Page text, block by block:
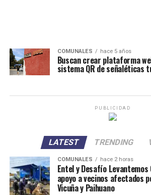
COMUNALES hace 5 años
Buscan crear plataforma
sistema QR de señaléticas
PUBLICIDAD
LATEST TRENDING
COMUNALES hace 2 horas
Entel y Desafío Levantemos
apoyo a vecinos afectados
Vicuña y Paihuano